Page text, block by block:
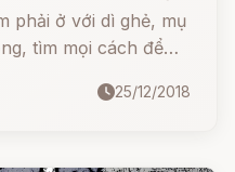
phải ở với dì ghẻ, mụ
tìm mọi cách để
25/12/2018